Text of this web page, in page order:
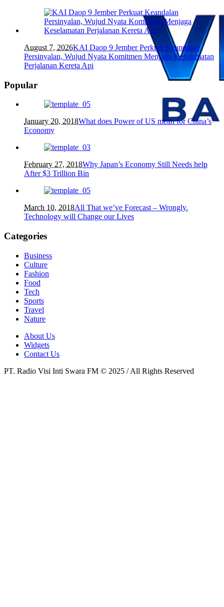
August 7, 2026KAI Daop 9 Jember Perkuat Keandalan
Persinyalan, Wujud Nyata Komitmen Menjaga Keselamatan
Perjalanan Kereta Api
Popular
January 20, 2018What does Power of US mean for China’s
Economy
February 27, 2018Why Japan’s Economy Still Needs help
After $3 Trillion Bin
March 10, 2018All That we’ve Forecast – Wrongly.
Technology will Change our Lives
Categories
Business
Culture
Fashion
Food
Tech
Sports
Travel
Nature
About Us
Widgets
Contact Us
PT. Radio Visi Inti Swara FM © 2025 / All Rights Reserved